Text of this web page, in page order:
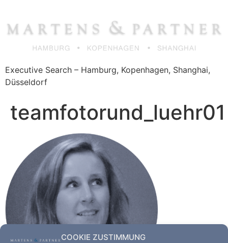
COOKIE ZUSTIMMUNG
springen
Executive Search – Hamburg, Kopenhagen, Shanghai,
Düsseldorf
teamfotorund_luehr01